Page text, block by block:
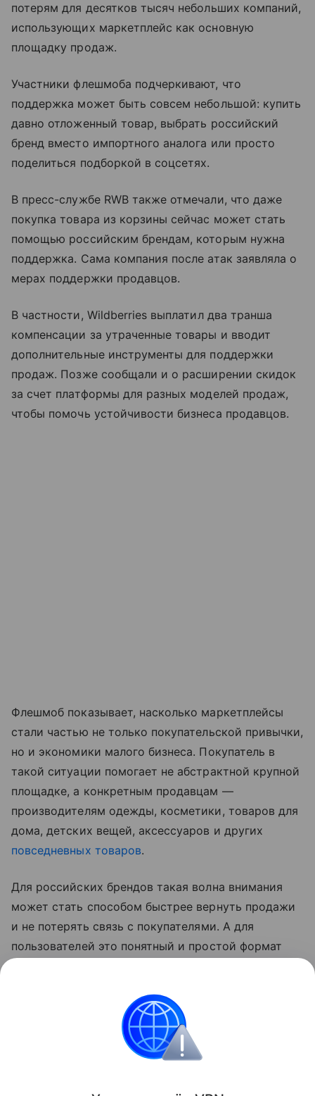
потерям для десятков тысяч небольших компаний,
использующих маркетплейс как основную
площадку продаж.
Участники флешмоба подчеркивают, что
поддержка может быть совсем небольшой: купить
давно отложенный товар, выбрать российский
бренд вместо импортного аналога или просто
поделиться подборкой в соцсетях.
В пресс-службе RWB также отмечали, что даже
покупка товара из корзины сейчас может стать
помощью российским брендам, которым нужна
поддержка. Сама компания после атак заявляла о
мерах поддержки продавцов.
В частности, Wildberries выплатил два транша
компенсации за утраченные товары и вводит
дополнительные инструменты для поддержки
продаж. Позже сообщали и о расширении скидок
за счет платформы для разных моделей продаж,
чтобы помочь устойчивости бизнеса продавцов.
Флешмоб показывает, насколько маркетплейсы
стали частью не только покупательской привычки,
но и экономики малого бизнеса. Покупатель в
такой ситуации помогает не абстрактной крупной
площадке, а конкретным продавцам —
производителям одежды, косметики, товаров для
дома, детских вещей, аксессуаров и других
повседневных товаров.
Для российских брендов такая волна внимания
может стать способом быстрее вернуть продажи
и не потерять связь с покупателями. А для
пользователей это понятный и простой формат
товар у отечественного продавца и поддержать